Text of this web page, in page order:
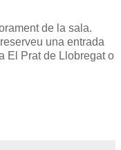
de la sala.
una entrada
El Prat de Llobregat o